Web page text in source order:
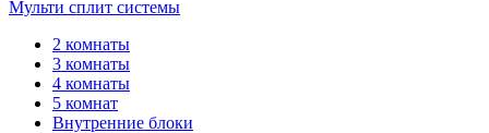
Мульти сплит системы
2 комнаты
3 комнаты
4 комнаты
5 комнат
Внутренние блоки